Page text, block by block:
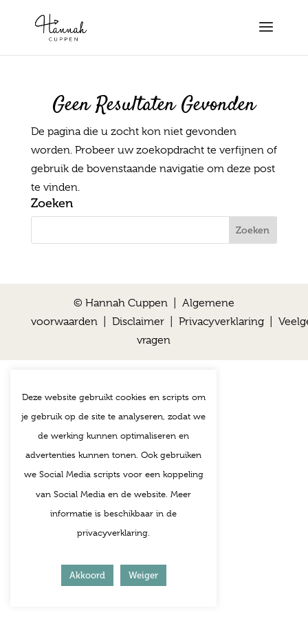
Geen Resultaten Gevonden
De pagina die u zocht kon niet gevonden
worden. Probeer uw zoekopdracht te verfijnen of
gebruik de bovenstaande navigatie om deze post
te vinden.
Zoeken
© Hannah Cuppen | Algemene
voorwaarden| Disclaimer| Privacyverklaring|
vragen
Deze website gebruikt cookies en scripts om
je gebruik op de site te analyseren, zodat we
de werking kunnen optimaliseren en
advertenties kunnen tonen. Ook gebruiken
we Social Media scripts voor een koppeling
van Social Media en de website. Meer
informatie is beschikbaar in de
privacyverklaring.
Akkoord Weiger